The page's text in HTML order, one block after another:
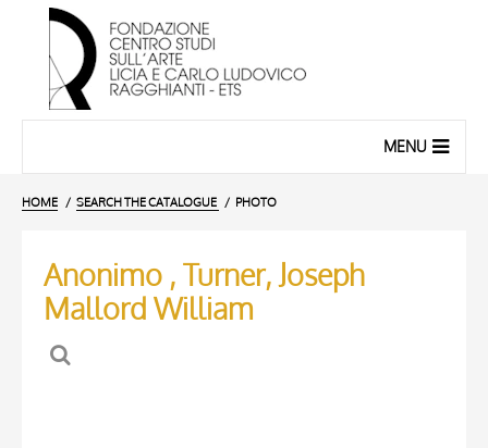
MENU
HOME SEARCH THE CATALOGUE PHOTO
Anonimo , Turner, Joseph
Mallord William